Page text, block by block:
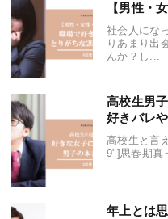
【男性・
社会人にな
りあまり出
んか？し...
高校生男
好きバレ
高校生と言
9"]思春期真
年上とは